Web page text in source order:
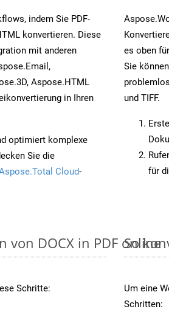
indem Sie PDF-
konvertieren. Diese
mit anderen
Aspose.HTML
in Ihren
optimiert komplexe
Sie die
Cloud-
es oben
Sie
und TIFF.
für
von DOCX in PDF online
Schritte:
So
Um eine
Schritten: